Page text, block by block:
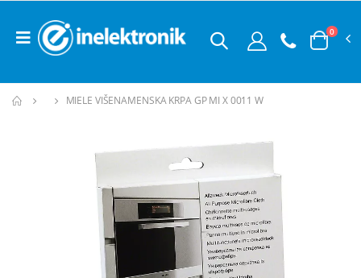
0
MIELE VIŠENAMENSKA KRPA GP MI X 0011 W